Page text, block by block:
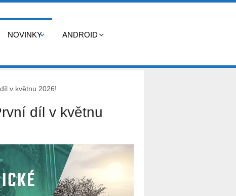
NOVINKY ANDROID
v květnu 2026!
díl v květnu